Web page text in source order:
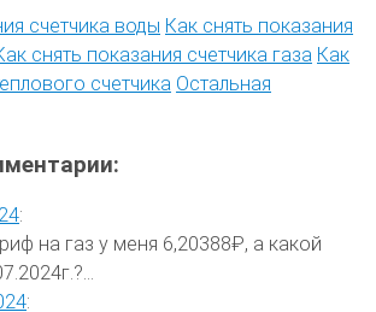
счетчика воды Как снять показания
снять показания счетчика газа Как
счетчика Остальная
:
на газ у меня 6,20388₽, а какой
: